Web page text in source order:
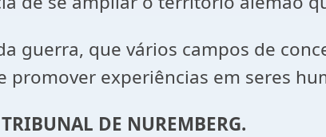
guerra, que vários campos de
promover experiências em seres
DE NUREMBERG.